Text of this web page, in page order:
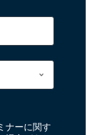
ナーに関す